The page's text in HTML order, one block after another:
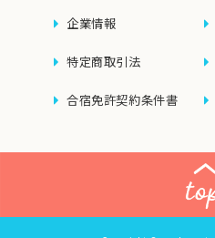
企業情報
特定商取引法
合宿免許契約条件書